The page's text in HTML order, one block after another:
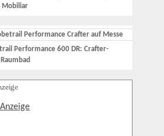
Mobiliar
Performance 600 DR: Crafter-